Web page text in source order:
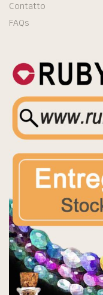
Contatto
FAQs